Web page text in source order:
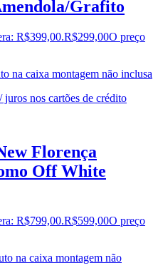
Grafito
R$399,00.R$299,00O preço
na caixa montagem não inclusa
nos cartões de crédito
Florença
Off White
R$799,00.R$599,00O preço
na caixa montagem não